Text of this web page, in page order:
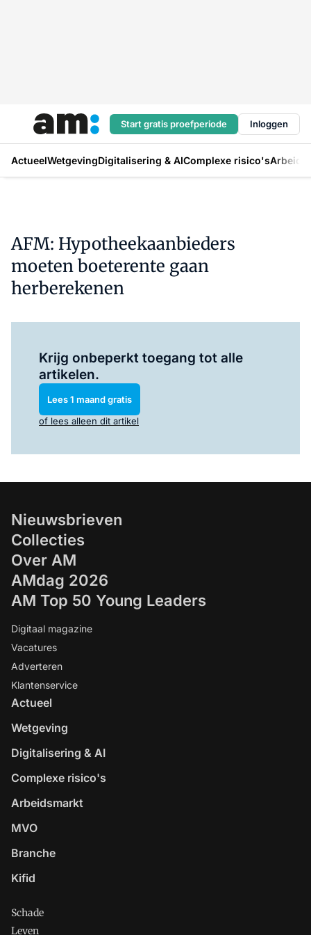
Start gratis proefperiode Inloggen
ActueelWetgevingDigitalisering & AIComplexe risico's
AFM: Hypotheekaanbieders
moeten boeterente gaan
herberekenen
Krijg onbeperkt toegang tot alle
artikelen.
Lees 1 maand gratis
of lees alleen dit artikel
Nieuwsbrieven
Collecties
Over AM
AMdag 2026
AM Top 50 Young Leaders
Digitaal magazine
Vacatures
Adverteren
Klantenservice
Actueel
Wetgeving
Digitalisering & AI
Complexe risico's
Arbeidsmarkt
MVO
Branche
Kifid
Schade
Leven